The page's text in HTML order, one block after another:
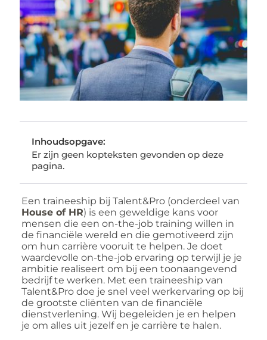
Inhoudsopgave:
Er zijn geen kopteksten gevonden op deze
pagina.
Een traineeship bij Talent&Pro (onderdeel van
House of HR) is een geweldige kans voor
mensen die een on-the-job training willen in
de financiële wereld en die gemotiveerd zijn
om hun carrière vooruit te helpen. Je doet
waardevolle on-the-job ervaring op terwijl je je
ambitie realiseert om bij een toonaangevend
bedrijf te werken. Met een traineeship van
Talent&Pro doe je snel veel werkervaring op bij
de grootste cliënten van de financiële
dienstverlening. Wij begeleiden je en helpen
je om alles uit jezelf en je carrière te halen.